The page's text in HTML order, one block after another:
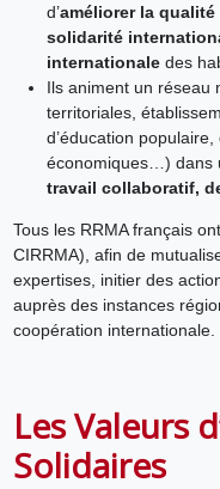
d’améliorer la
solidarité
internationaledes
Ils animent un réseau
territoriales,
d’éducation
économiques…) dans
travail collaboratif,
Tous les RRMA français
CIRRMA), afin de
expertises, initier des
auprès des instances
coopération internationale.
Les Valeurs
Solidaires